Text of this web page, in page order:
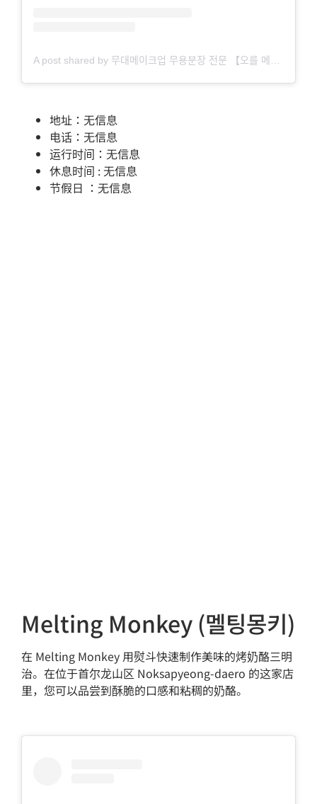
地址：无信息
电话：无信息
运行时间：无信息
休息时间 : 无信息
节假日 ：无信息
Melting Monkey (멜팅몽키)
在 Melting Monkey 用熨斗快速制作美味的烤奶酪三明
治。在位于首尔龙山区 Noksapyeong-daero 的这家店
里，您可以品尝到酥脆的口感和粘稠的奶酪。